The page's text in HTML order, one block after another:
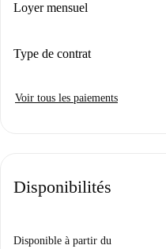
Loyer mensuel
Type de contrat
Voir tous les paiements
Disponibilités
Disponible à partir du